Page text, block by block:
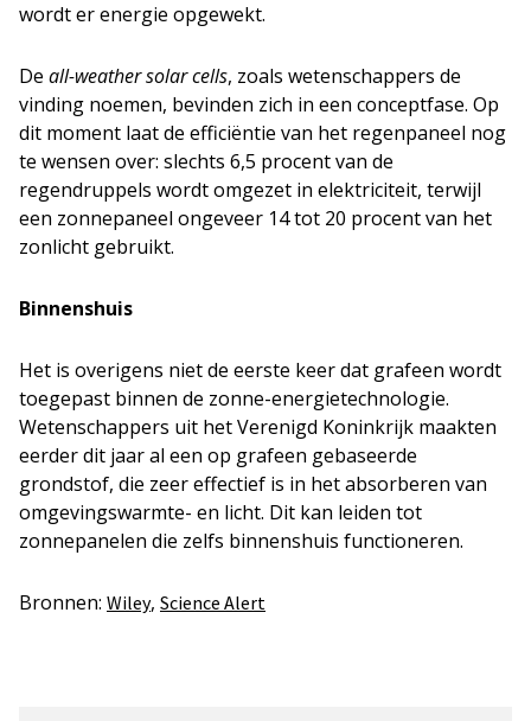
wordt er energie opgewekt.
De all-weather solar cells, zoals wetenschappers de
vinding noemen, bevinden zich in een conceptfase. Op
dit moment laat de efficiëntie van het regenpaneel nog
te wensen over: slechts 6,5 procent van de
regendruppels wordt omgezet in elektriciteit, terwijl
een zonnepaneel ongeveer 14 tot 20 procent van het
zonlicht gebruikt.
Binnenshuis
Het is overigens niet de eerste keer dat grafeen wordt
toegepast binnen de zonne-energietechnologie.
Wetenschappers uit het Verenigd Koninkrijk maakten
eerder dit jaar al een op grafeen gebaseerde
grondstof, die zeer effectief is in het absorberen van
omgevingswarmte- en licht. Dit kan leiden tot
zonnepanelen die zelfs binnenshuis functioneren.
Bronnen: Wiley, Science Alert